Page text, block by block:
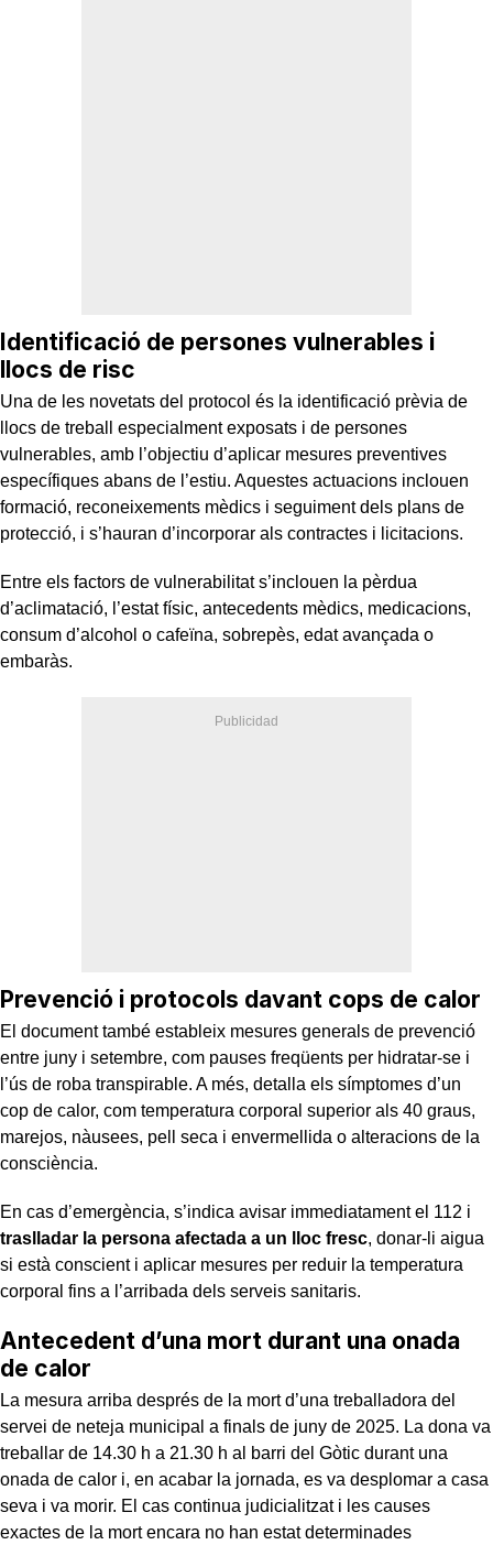
Identificació de persones vulnerables i
llocs de risc
Una de les novetats del protocol és la identificació prèvia de
llocs de treball especialment exposats i de persones
vulnerables, amb l’objectiu d’aplicar mesures preventives
específiques abans de l’estiu. Aquestes actuacions inclouen
formació, reconeixements mèdics i seguiment dels plans de
protecció, i s’hauran d’incorporar als contractes i licitacions.
Entre els factors de vulnerabilitat s’inclouen la pèrdua
d’aclimatació, l’estat físic, antecedents mèdics, medicacions,
consum d’alcohol o cafeïna, sobrepès, edat avançada o
embaràs.
Prevenció i protocols davant cops de calor
El document també estableix mesures generals de prevenció
entre juny i setembre, com pauses freqüents per hidratar-se i
l’ús de roba transpirable. A més, detalla els símptomes d’un
cop de calor, com temperatura corporal superior als 40 graus,
marejos, nàusees, pell seca i envermellida o alteracions de la
consciència.
En cas d’emergència, s’indica avisar immediatament el 112 i
traslladar la persona afectada a un lloc fresc, donar-li aigua
si està conscient i aplicar mesures per reduir la temperatura
corporal fins a l’arribada dels serveis sanitaris.
Antecedent d’una mort durant una onada
de calor
La mesura arriba després de la mort d’una treballadora del
servei de neteja municipal a finals de juny de 2025. La dona va
treballar de 14.30 h a 21.30 h al barri del Gòtic durant una
onada de calor i, en acabar la jornada, es va desplomar a casa
seva i va morir. El cas continua judicialitzat i les causes
exactes de la mort encara no han estat determinades